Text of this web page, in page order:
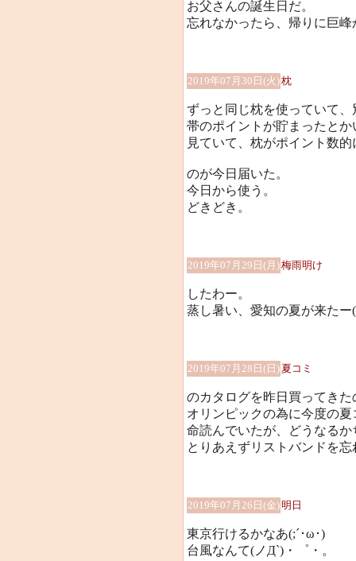
お父さんの誕生日だ。
忘れなかったら、帰りに巨
2019年07月30日(火)枕
ずっと同じ枕を使っていて
帯のポイントが貯まったと
見ていて、枕がポイント数
のが今日届いた。
今日から使う。
どきどき。
2019年07月29日(月)梅雨明け
したわー。
蒸し暑い、愛知の夏が来たー
2019年07月28日(日) 夏コミ
のカタログを昨日買ってき
オリンピックの為に今度の
命読んでいたが、どうなるか
とりあえずリストバンドを
2019年07月26日(金)明日
東京行けるかなあ(;´･ω･)
台風なんて(ノД`)・゜・。